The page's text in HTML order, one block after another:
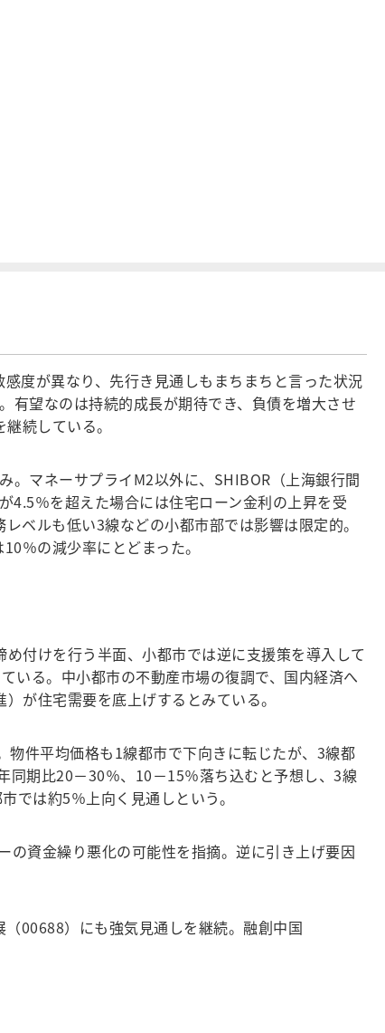
度が異なり、先行き見通しもまちまちと言った状況
有望なのは持続的成長が期待でき、負債を増大させ
続している。
。マネーサプライM2以外に、SHIBOR（上海銀行間
4.5％を超えた場合には住宅ローン金利の上昇を受
ベルも低い3線などの小都市部では影響は限定的。
％の減少率にとどまった。
付けを行う半面、小都市では逆に支援策を導入して
いる。中小都市の不動産市場の復調で、国内経済へ
が住宅需要を底上げするとみている。
件平均価格も1線都市で下向きに転じたが、3線都
同期比20－30％、10－15％落ち込むと予想し、3線
では約5％上向く見通しという。
の資金繰り悪化の可能性を指摘。逆に引き上げ要因
00688）にも強気見通しを継続。融創中国